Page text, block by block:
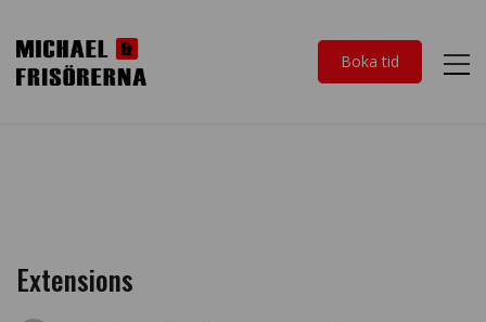
Boka tid
Extensions